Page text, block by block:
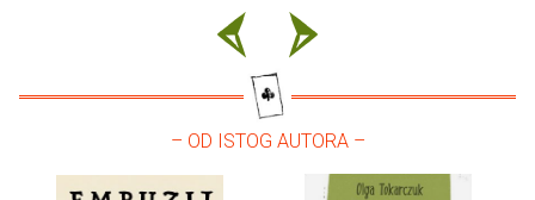
– OD ISTOG AUTORA –